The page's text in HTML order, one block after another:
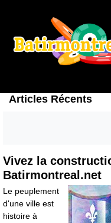
Articles Récents
Vivez la
Batirmontreal.net
Le peuplement
d'une ville est
histoire à